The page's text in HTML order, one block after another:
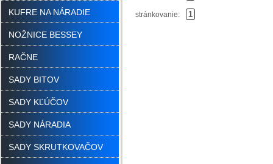
KUFRE NA NÁRADIE
NOŽNICE BESSEY
RAČNE
SADY BITOV
SADY KĽÚČOV
SADY NÁRADIA
SADY SKRUTKOVAČOV
stránkovanie: 1